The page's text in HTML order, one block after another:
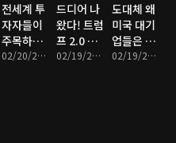
전세계 투
자자들이
주목하는
뉴욕
02/20/2025 • 20분
드디어 나
왔다! 트럼
프 2.0 감
세방안 전
02/19/2025 • 15분
도대체 왜
미국 대기
업들은 슈
퍼볼 광고
02/19/2025 • 8분